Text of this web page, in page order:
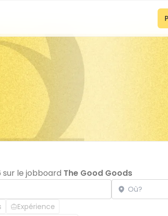
sur le jobboard The Good Goods
Localisation
Expérience